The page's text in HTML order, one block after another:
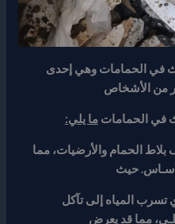
في الحمامات وهي إحدى
من الأشخاص
في الحماماتما يلي:
الحمام والأرضيات، مما
. حيث
تسرب المياه إلى تآكل
مما قد يعرض